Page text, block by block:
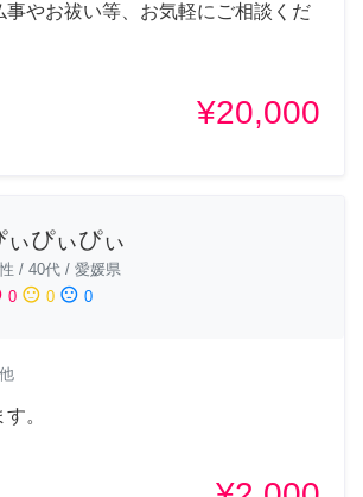
事やお祓い等、お気軽にご相談くだ
¥20,000
ぃぴぃぴぃ
/ 40代 / 愛媛県
0 sentiment_neutral 0 sentiment_dissatisfied 0
。